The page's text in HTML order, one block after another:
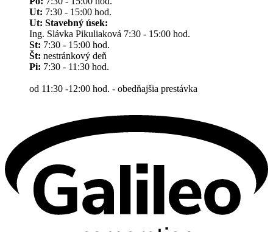
Ut: 7:30 - 15:00 hod.
Ut: Stavebný úsek:
Ing. Slávka Pikuliaková 7:30 - 15:00 hod.
St: 7:30 - 15:00 hod.
Št: nestránkový deň
Pi: 7:30 - 11:30 hod.
od 11:30 -12:00 hod. - obedňajšia prestávka